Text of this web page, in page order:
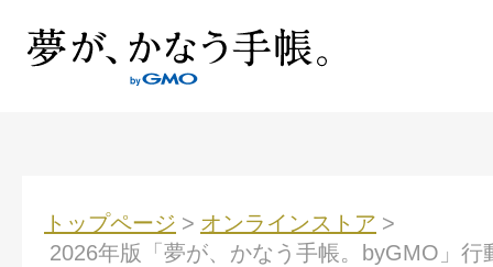
トップページ > オンラインストア >
2026年版「夢が、かなう手帳。byGMO」行